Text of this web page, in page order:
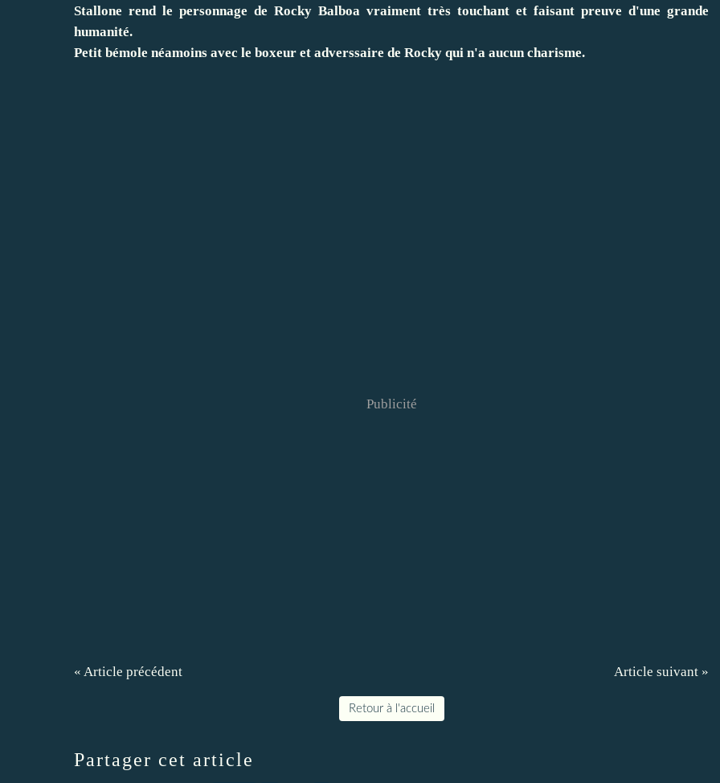
Stallone rend le personnage de Rocky Balboa vraiment très touchant et faisant preuve d'une grande
humanité.
Petit bémole néamoins avec le boxeur et adverssaire de Rocky qui n'a aucun charisme.
Publicité
« Article précédent Article suivant »
Retour à l'accueil
Partager cet article